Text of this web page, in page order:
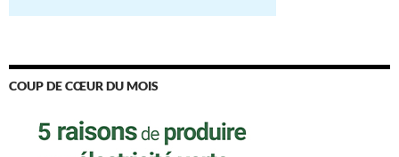
COUP DE CŒUR DU MOIS